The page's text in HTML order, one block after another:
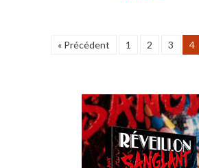
« Précédent 1 2 3 4